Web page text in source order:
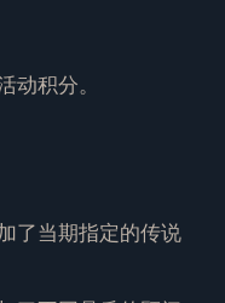
动积分。
了当期指定的传说